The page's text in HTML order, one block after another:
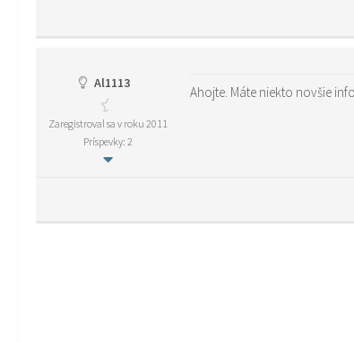
Al1113
Zaregistroval sa v roku 2011
Príspevky: 2
Ahojte. Máte niekto novšie